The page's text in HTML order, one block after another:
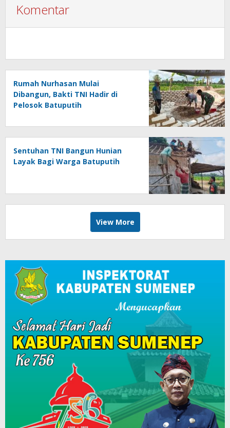
Komentar
Rumah Nurhasan Mulai
Dibangun, Bakti TNI Hadir di
Pelosok Batuputih
Sentuhan TNI Bangun Hunian
Layak Bagi Warga Batuputih
View More